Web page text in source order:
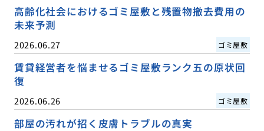
高齢化社会におけるゴミ屋敷と残置物撤去費用の
未来予測
2026.06.27 ゴミ屋敷
賃貸経営者を悩ませるゴミ屋敷ランク五の原状回
復
2026.06.26 ゴミ屋敷
部屋の汚れが招く皮膚トラブルの真実